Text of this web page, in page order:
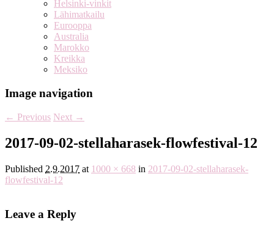
Helsinki-vinkit
Lähimatkailu
Eurooppa
Australia
Marokko
Kreikka
Meksiko
Image navigation
← Previous Next →
2017-09-02-stellaharasek-flowfestival-12
Published 2.9.2017 at 1000 × 668 in 2017-09-02-stellaharasek-
flowfestival-12
Leave a Reply